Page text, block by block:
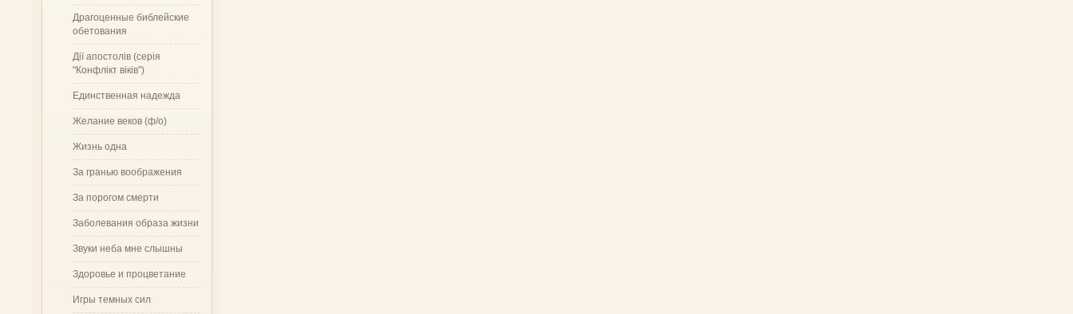
Драгоценные библейские
обетования
Дії апостолів (серія
"Конфлікт віків")
Единственная надежда
Желание веков (ф/о)
Жизнь одна
За гранью воображения
За порогом смерти
Заболевания образа жизни
Звуки неба мне слышны
Здоровье и процветание
Игры темных сил